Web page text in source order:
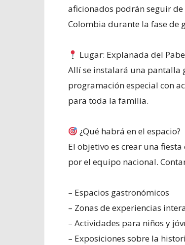
aficionados podrán seguir
Colombia durante la fase de
Lugar: Explanada del
Allí se instalará una pantalla
programación especial con
para toda la familia.
¿Qué habrá en el espacio?
El objetivo es crear una
por el equipo nacional.
– Espacios gastronómicos
– Zonas de experiencias
– Actividades para niños y
– Exposiciones sobre la